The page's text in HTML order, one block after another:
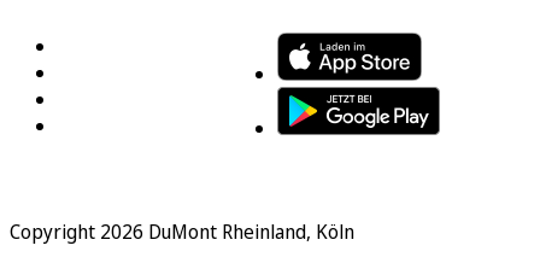
Copyright 2026 DuMont Rheinland, Köln